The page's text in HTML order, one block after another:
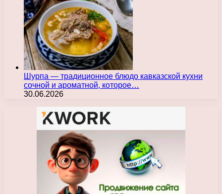
Шурпа — традиционное блюдо кавказской кухни
сочной и ароматной, которое…
30.06.2026